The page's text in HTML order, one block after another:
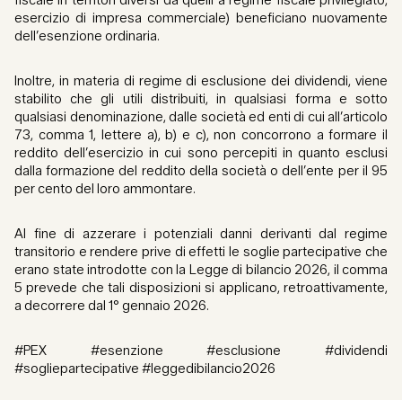
esercizio di impresa commerciale) beneficiano nuovamente
dell’esenzione ordinaria.
Inoltre, in materia di regime di esclusione dei dividendi, viene
stabilito che gli utili distribuiti, in qualsiasi forma e sotto
qualsiasi denominazione, dalle società ed enti di cui all’articolo
73, comma 1, lettere a), b) e c), non concorrono a formare il
reddito dell’esercizio in cui sono percepiti in quanto esclusi
dalla formazione del reddito della società o dell’ente per il 95
per cento del loro ammontare.
Al fine di azzerare i potenziali danni derivanti dal regime
transitorio e rendere prive di effetti le soglie partecipative che
erano state introdotte con la Legge di bilancio 2026, il comma
5 prevede che tali disposizioni si applicano, retroattivamente,
a decorrere dal 1° gennaio 2026.
#PEX #esenzione #esclusione #dividendi
#sogliepartecipative #leggedibilancio2026